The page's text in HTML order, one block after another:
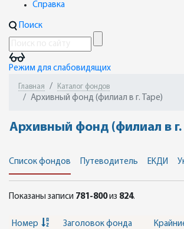
Справка
Поиск
Режим для слабовидящих
Главная Каталог фондов
Архивный фонд (филиал в г. Таре)
Архивный фонд (филиал в г.
Список фондов Путеводитель ЕКДИ
Показаны записи 781-800из 824.
Номер Заголовок фонда